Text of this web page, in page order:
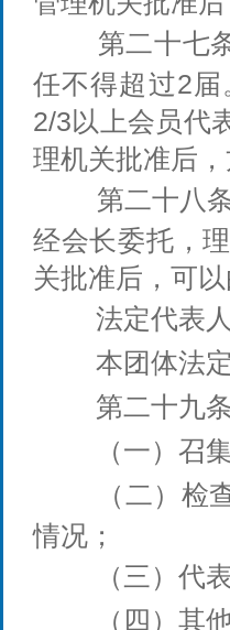
第二十七
任不得超过2
2/3以上会员代
理机关批准后
第二十八
经会长委托，
关批准后，可
法定代表
本团体法
第二十九
（一）召
（二）
情况；
（三）代
（四）其